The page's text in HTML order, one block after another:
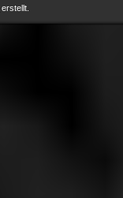
erstellt.